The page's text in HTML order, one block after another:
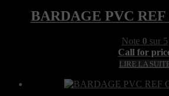
BARDAGE PVC REF
Note 0 sur 5
Call for
LIRE LA